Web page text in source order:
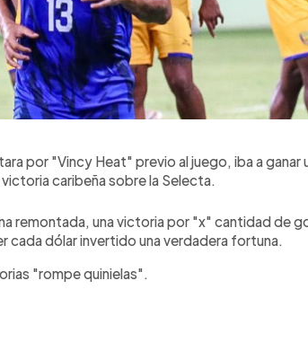
por "Vincy Heat" previo al juego, iba a ganar
caribeña sobre la Selecta.
remontada, una victoria por "x" cantidad de
cada dólar invertido una verdadera fortuna.
"rompe quinielas".